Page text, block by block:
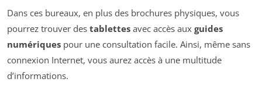
Dans ces bureaux, en plus des brochures physiques, vous
pourrez trouver des tablettes avec accès aux guides
numériques pour une consultation facile. Ainsi, même sans
connexion Internet, vous aurez accès à une multitude
d’informations.